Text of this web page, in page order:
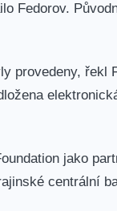
Fedorov.
provedeny, řekl
jako
centrální